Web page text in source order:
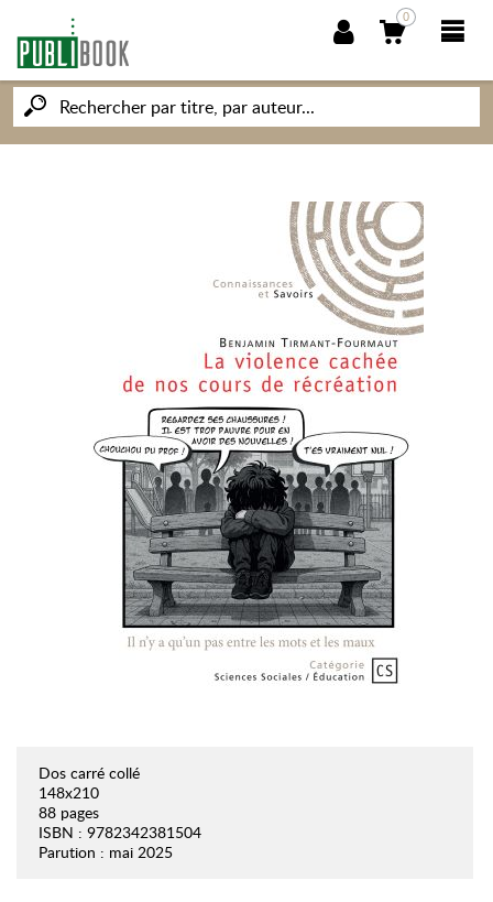
0
NOUVEAUTÉS
PUBLIBOOK
SOCIÉTÉ DES ÉCRIVAINS
CONNAISSANCES ET SAVOIRS
MON PETIT ÉDITEUR
Dos carré collé
148x210
88 pages
ISBN : 9782342381504
Parution : mai 2025